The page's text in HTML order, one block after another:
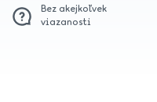
Bez akejkoľvek
viazanosti